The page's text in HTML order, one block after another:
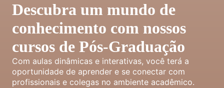
Descubra um mundo de
conhecimento com nossos
cursos de Pós-Graduação
Com aulas dinâmicas e interativas, você terá a
oportunidade de aprender e se conectar com
profissionais e colegas no ambiente acadêmico.